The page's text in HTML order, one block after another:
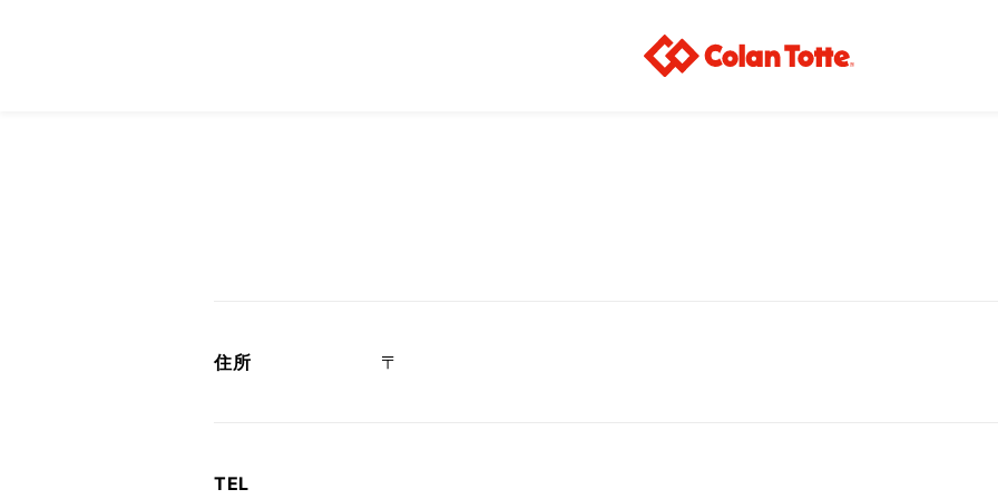
住所 〒
TEL